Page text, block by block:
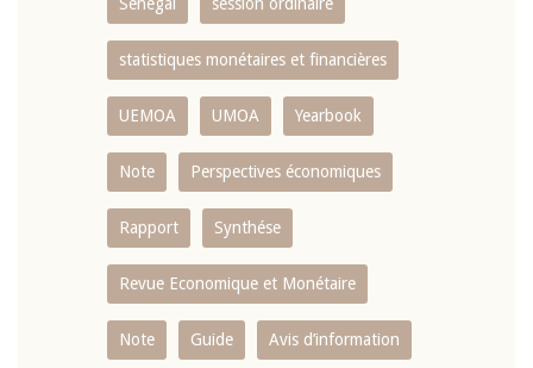
statistiques monétaires et financières
UEMOA UMOA Yearbook
Note Perspectives économiques
Rapport Synthése
Revue Economique et Monétaire
Note Guide Avis d’information